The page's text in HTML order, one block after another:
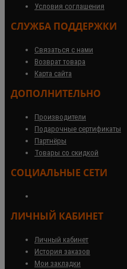
Условия соглашения
СЛУЖБА ПОДДЕРЖКИ
Связаться с нами
Возврат товара
Карта сайта
ДОПОЛНИТЕЛЬНО
Производители
Подарочные сертификаты
Партнёры
Товары со скидкой
СОЦИАЛЬНЫЕ СЕТИ
ЛИЧНЫЙ КАБИНЕТ
Личный кабинет
История заказов
Мои закладки